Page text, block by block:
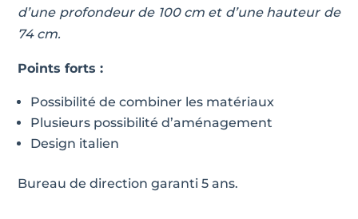
d’une profondeur de 100 cm et d’une hauteur de
74 cm.
Points forts :
Possibilité de combiner les matériaux
Plusieurs possibilité d’aménagement
Design italien
Bureau de direction garanti 5 ans.